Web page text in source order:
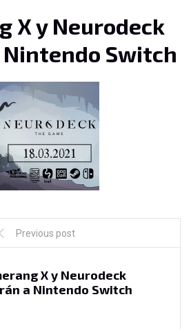
X y Neurodeck
Switch
Previous post
X y Neurodeck
a Nintendo Switch